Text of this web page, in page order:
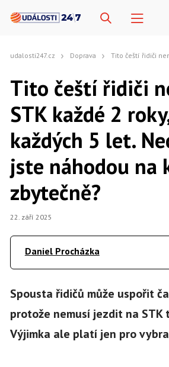
udalosti247.cz Doprava Tito čeští řidiči nemusí na STK každé 2 roky,
Tito čeští řidiči
STK každé 2
každých 5 let.
jste náhodou na
zbytečně?
22. září 2025
Daniel Procházka
Spousta řidičů může uspořit
protože nemusí jezdit na STK
Výjimka ale platí jen pro